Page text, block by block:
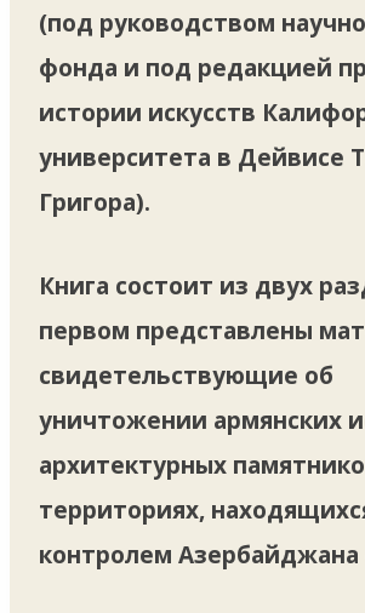
(под руководством
фонда и под редакцией
истории искусств
университета в Дейвисе
Григора).
Книга состоит из двух
первом представлены
свидетельствующие об
уничтожении армянских
архитектурных
территориях,
контролем Азербайджана